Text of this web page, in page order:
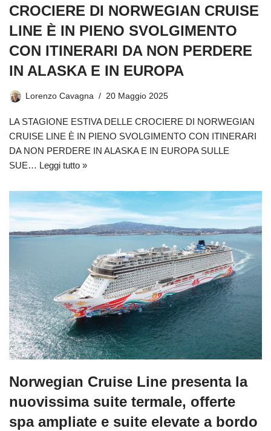
CROCIERE DI NORWEGIAN CRUISE
LINE È IN PIENO SVOLGIMENTO
CON ITINERARI DA NON PERDERE
IN ALASKA E IN EUROPA
Lorenzo Cavagna 20 Maggio 2025
LA STAGIONE ESTIVA DELLE CROCIERE DI NORWEGIAN
CRUISE LINE È IN PIENO SVOLGIMENTO CON ITINERARI
DA NON PERDERE IN ALASKA E IN EUROPA SULLE
SUE… Leggi tutto »
Norwegian Cruise Line presenta la
nuovissima suite termale, offerte
spa ampliate e suite elevate a bordo